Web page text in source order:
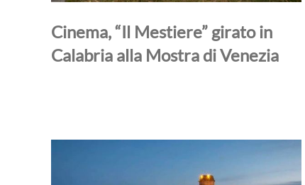
Cinema, “Il Mestiere” girato in
Calabria alla Mostra di Venezia